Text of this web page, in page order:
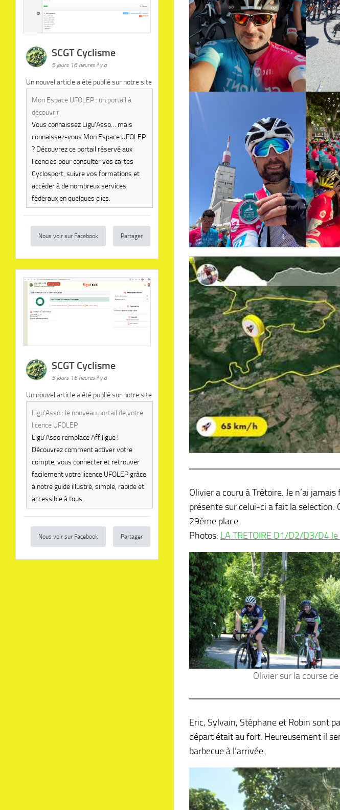
Olivier a couru à Trétoire. Je n’ai
présente sur celui-ci a fait la
29ème place.
Photos: LA TRETOIRE D1/D2/D3/D4
Olivier sur la course
Eric, Sylvain, Stéphane et Robin sont
départ était au fort. Heureusement il
barbecue à l’arrivée.
SCGT Cyclisme
5 jours 16 heures il y a
Un nouvel article a été publié sur notre site
Mon Espace UFOLEP : un portail à
découvrir
Vous connaissez Ligu'Asso… mais
connaissez-vous Mon Espace UFOLEP
? Découvrez ce portail réservé aux
licenciés pour consulter vos cartes
Cyclosport, suivre vos formations et
accéder à de nombreux services
fédéraux en quelques clics.
Nous voir sur Facebook Partager
SCGT Cyclisme
5 jours 16 heures il y a
Un nouvel article a été publié sur notre site
Ligu'Asso : le nouveau portail de votre
licence UFOLEP
Ligu'Asso remplace Affiligue !
Découvrez comment activer votre
compte, vous connecter et retrouver
facilement votre licence UFOLEP grâce
à notre guide illustré, simple, rapide et
accessible à tous.
Nous voir sur Facebook Partager